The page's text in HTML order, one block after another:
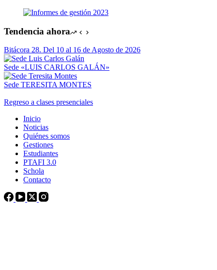
Tendencia ahora
Bitácora 28. Del 10 al 16 de Agosto de 2026
Sede «LUIS CARLOS GALÁN»
Sede TERESITA MONTES
Regreso a clases presenciales
Inicio
Noticias
Quiénes somos
Gestiones
Estudiantes
PTAFI 3.0
Schola
Contacto